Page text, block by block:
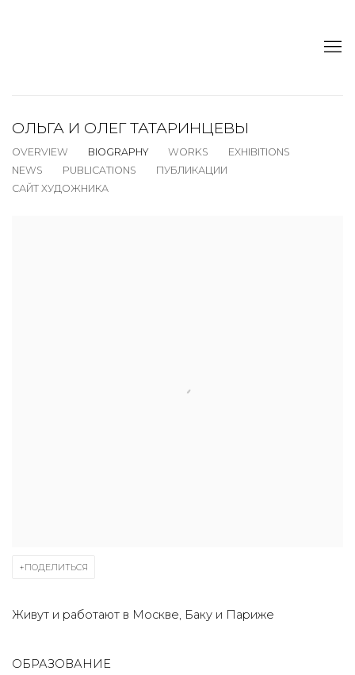
ОЛЬГА И ОЛЕГ ТАТАРИНЦЕВЫ
OVERVIEW BIOGRAPHY WORKS
EXHIBITIONS
NEWS
PUBLICATIONS
ПУБЛИКАЦИИ
САЙТ ХУДОЖНИКА
ПОДЕЛИТЬСЯ
Живут и работают в Москве, Баку и Париже
ОБРАЗОВАНИЕ